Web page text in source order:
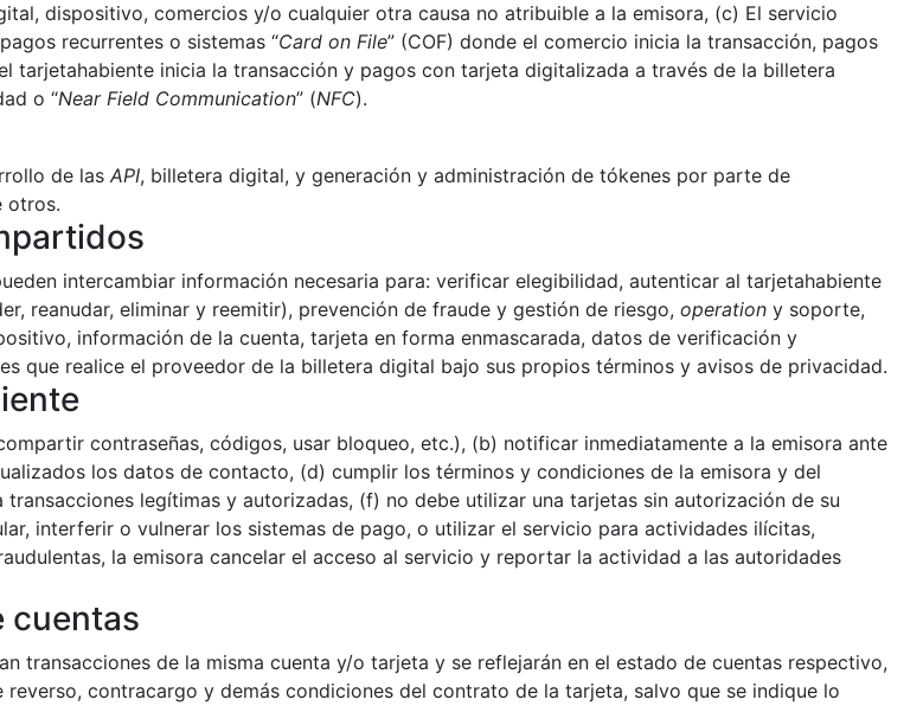
dispositivo, comercios y/o cualquier otra causa no atribuible a la emisora, (c) El servicio
recurrentes o sistemas “Card on File” (COF) donde el comercio inicia la transacción, pagos
tarjetahabiente inicia la transacción y pagos con tarjeta digitalizada a través de la billetera
o “Near Field Communication” (NFC).
de las API, billetera digital, y generación y administración de tókenes por parte de
otros.
intercambiar información necesaria para: verificar elegibilidad, autenticar al tarjetahabiente
reanudar, eliminar y reemitir), prevención de fraude y gestión de riesgo, operation y soporte,
información de la cuenta, tarjeta en forma enmascarada, datos de verificación y
que realice el proveedor de la billetera digital bajo sus propios términos y avisos de privacidad.
contraseñas, códigos, usar bloqueo, etc.), (b) notificar inmediatamente a la emisora ante
los datos de contacto, (d) cumplir los términos y condiciones de la emisora y del
legítimas y autorizadas, (f) no debe utilizar una tarjetas sin autorización de su
interferir o vulnerar los sistemas de pago, o utilizar el servicio para actividades ilícitas,
la emisora cancelar el acceso al servicio y reportar la actividad a las autoridades
cuentas
transacciones de la misma cuenta y/o tarjeta y se reflejarán en el estado de cuentas respectivo,
contracargo y demás condiciones del contrato de la tarjeta, salvo que se indique lo